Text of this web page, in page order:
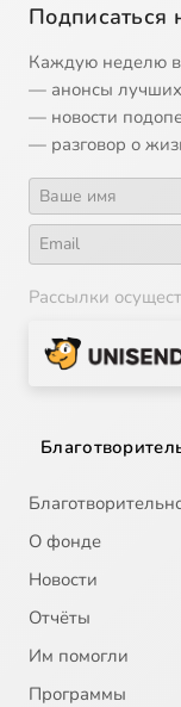
Подписаться
Каждую неделю
— анонсы
— новости
— разговор о
Рассылки
О фонде
Новости
Отчёты
Им помогли
Программы